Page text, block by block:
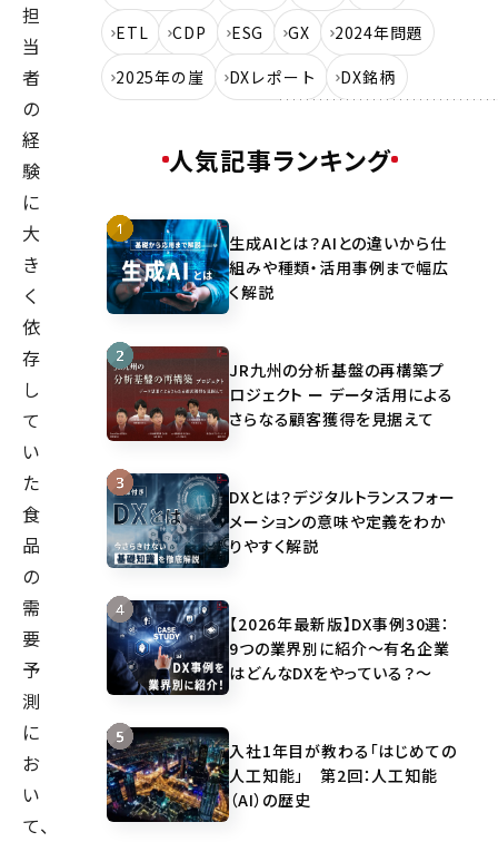
担
当
者
の
経
験
に
大
き
く
依
存
し
て
い
た
食
品
の
需
要
予
測
に
お
い
て、
ETL
CDP ESG GX
2024年問題
2025年の崖
DXレポート DX銘柄
人気記事ランキング
生成AIとは？AIとの違いから仕
組みや種類・活用事例まで幅広
く解説
JR九州の分析基盤の再構築プ
ロジェクト ー データ活用による
さらなる顧客獲得を見据えて
DXとは？デジタルトランスフォー
メーションの意味や定義をわか
りやすく解説
【2026年最新版】DX事例30選：
9つの業界別に紹介～有名企業
はどんなDXをやっている？～
入社1年目が教わる「はじめての
人工知能」 第2回：人工知能
（AI）の歴史